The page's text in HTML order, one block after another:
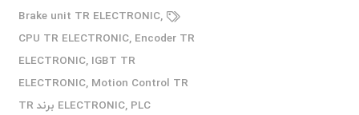
Brake unit TR ELECTRONIC,
CPU TR ELECTRONIC, Encoder TR
ELECTRONIC, IGBT TR
ELECTRONIC, Motion Control TR
ELECTRONIC,
PLC برند TR